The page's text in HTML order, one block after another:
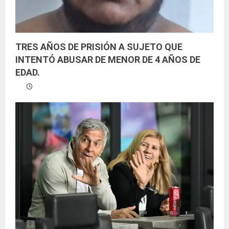
TRES AÑOS DE PRISIÓN A SUJETO QUE
INTENTÓ ABUSAR DE MENOR DE 4 AÑOS DE
EDAD.